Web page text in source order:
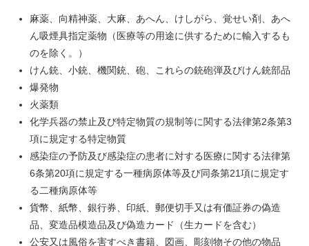
麻薬、向精神薬、大麻、あへん、けしがら、覚せい剤、あへ
ん吸煙具指定薬物（医療等の用途に供するために輸入するも
のを除く。）
けん銃、小銃、機関銃、砲、これらの銃砲弾及びけん銃部品
爆発物
火薬類
化学兵器の禁止及び特定物質の規制等に関する法律第2条第3
項に規定する特定物質
感染症の予防及び感染症の患者に対する医療に関する法律第
6条第20項に規定する一種病原体等及び同条第21項に規定す
る二種病原体等
貨幣、紙幣、銀行券、印紙、郵便切手又は有価証券の偽造
品、変造品模造品及び偽造カード（生カードを含む）
公安又は風俗を害すべき書籍、図画、彫刻物その他の物品